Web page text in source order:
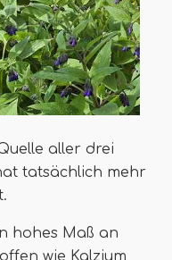
aller drei
tatsächlich mehr
hohes Maß an
wie Kalzium